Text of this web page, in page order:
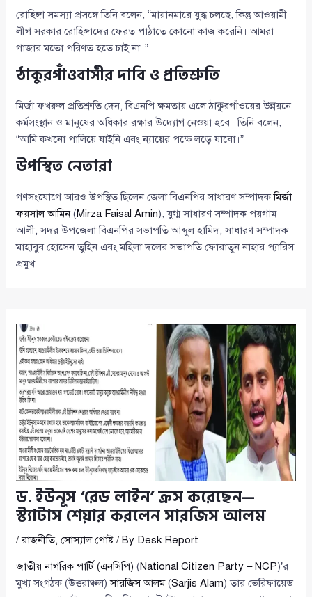
রোহিঙ্গা সমস্যা প্রসঙ্গে তিনি বলেন, “মায়ানমারে যুদ্ধ চলছে, কিন্তু আওয়ামী
লীগ সরকার রোহিঙ্গাদের ফেরত পাঠাতে কোনো কাজ করেনি। আমরা
গাজার মতো পরিণত হতে চাই না।”
ঠাকুরগাঁওবাসীর দাবি ও প্রতিশ্রুতি
মির্জা ফখরুল প্রতিশ্রুতি দেন, বিএনপি ক্ষমতায় এলে ঠাকুরগাঁওয়ের উন্নয়নে
কর্মসংস্থান ও মানুষের অধিকার রক্ষার উদ্যোগ নেওয়া হবে। তিনি বলেন,
“আমি কখনো পালিয়ে যাইনি এবং ন্যায়ের পক্ষে লড়ে যাবো।”
উপস্থিত নেতারা
গণসংযোগে আরও উপস্থিত ছিলেন জেলা বিএনপির সাধারণ সম্পাদকমির্জা
ফয়সাল আমিন(Mirza Faisal Amin), যুগ্ম সাধারণ সম্পাদক পয়গাম
আলী, সদর উপজেলা বিএনপির সভাপতি আব্দুল হামিদ, সাধারণ সম্পাদক
মাহাবুব হোসেন তুহিন এবং মহিলা দলের সভাপতি ফোরাতুন নাহার প্যারিস
প্রমুখ।
ড. ইউনূস ‘রেড লাইন’ ক্রস করেছেন—
স্ট্যাটাস শেয়ার করলেন সারজিস আলম
/রাজনীতি,সোস্যাল পোষ্ট / By Desk Report
জাতীয় নাগরিক পার্টি (এনসিপি) (National Citizen Party – NCP)’র
মুখ্য সংগঠক (উত্তরাঞ্চল)সারজিস আলম(Sarjis Alam) তার ভেরিফায়েড